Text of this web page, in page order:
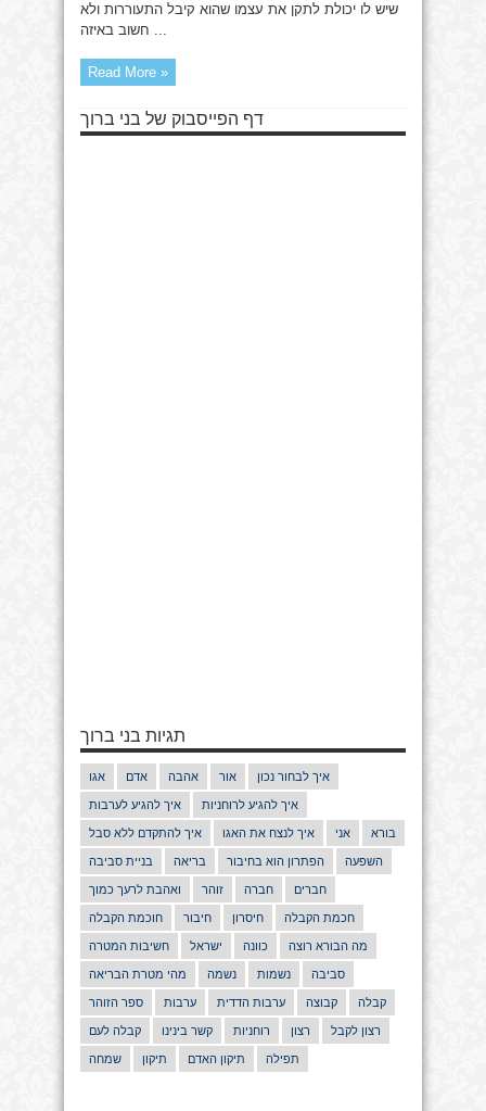
שיש לו יכולת לתקן את עצמו שהוא קיבל התעוררות ולא
חשוב באיזה ...
Read More »
דף הפייסבוק של בני ברוך
תגיות בני ברוך
אגו אדם אהבה אור איך לבחור נכון
איך להגיע לערבות איך להגיע לרוחניות
איך להתקדם ללא סבל איך לנצח את האגו אני בורא
בניית סביבה בריאה הפתרון הוא בחיבור השפעה
ואהבת לרעך כמוך זוהר חברה חברים
חוכמת הקבלה חיבור חיסרון חכמת הקבלה
חשיבות המטרה ישראל כוונה מה הבורא רוצה
מהי מטרת הבריאה נשמה נשמות סביבה
ספר הזוהר ערבות ערבות הדדית קבוצה קבלה
קבלה לעם קשר בינינו רוחניות רצון רצון לקבל
שמחה תיקון תיקון האדם תפילה